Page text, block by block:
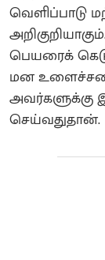
வெளிப்பாடு
பெயரைக்
மன உளைச்சலை
அவர்களுக்கு
செய்வதுதான்.